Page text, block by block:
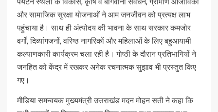
और सामाजिक सुरक्षा योजनाओं ने आम जनजीवन को प्रत्यक्ष लाभ
पहुंचाया है। साथ ही अंत्योदय की भावना के साथ सरकार कमजोर
वर्गों, दिव्यांगजनों, वरिष्ठ नागरिकों और महिलाओं के लिए बहुआयामी
कल्याणकारी कार्यक्रम चला रही है। गोष्ठी के दौरान प्रतिभागियों ने
जनहित को केंद्र में रखकर अनेक रचनात्मक सुझाव भी प्रस्तुत किए
गए।
मीडिया समन्वयक मुख्यमंत्री उत्तराखंड मदन मोहन सती ने कहा कि